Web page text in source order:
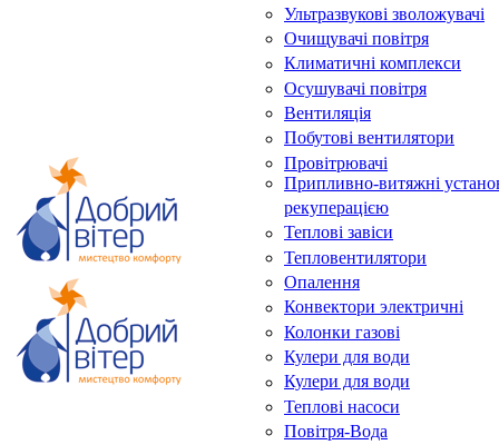
Ультразвукові зволожувачі
Очищувачі повітря
Климатичні комплекси
Осушувачі повітря
Вентиляція
Побутові вентилятори
Провітрювачі
Припливно-витяжні
рекуперацією
Теплові завіси
Тепловентилятори
Опалення
Конвектори электричні
Колонки газові
Кулери для води
Кулери для води
Теплові насоси
Повітря-Вода